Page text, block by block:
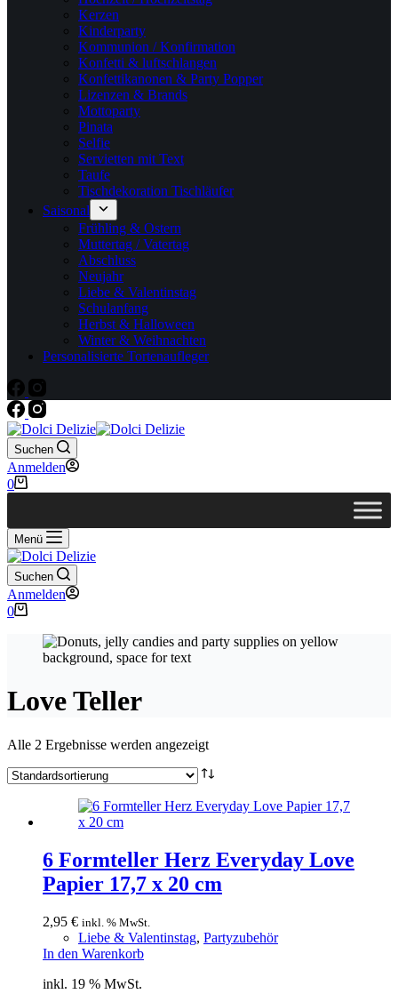
Kerzen
Kinderparty
Kommunion / Konfirmation
Konfetti & luftschlangen
Konfettikanonen & Party Popper
Lizenzen & Brands
Mottoparty
Pinata
Selfie
Servietten mit Text
Taufe
Tischdekoration Tischläufer
Saisonal
Frühling & Ostern
Muttertag / Vatertag
Abschluss
Neujahr
Liebe & Valentinstag
Schulanfang
Herbst & Halloween
Winter & Weihnachten
Personalisierte Tortenaufleger
Suchen
Anmelden
Warenkorb
0
Menü
Suchen
Anmelden
Warenkorb
0
Love Teller
Alle 2 Ergebnisse werden angezeigt
6 Formteller Herz Everyday Love
Papier 17,7 x 20 cm
2,95 € inkl. % MwSt.
Liebe & Valentinstag, Partyzubehör
In den Warenkorb
inkl. 19 % MwSt.